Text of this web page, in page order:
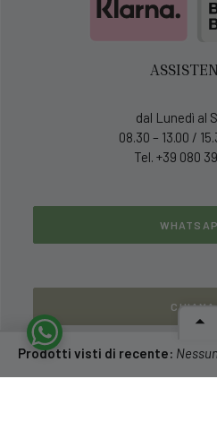
dal Lunedì al
08.30 – 13.00 /
Tel. +39 080
CHIAMA
Prodotti visti di recente: